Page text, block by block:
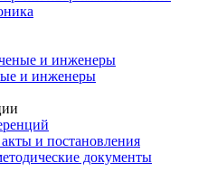
и инженеры
и инженеры
и постановления
документы